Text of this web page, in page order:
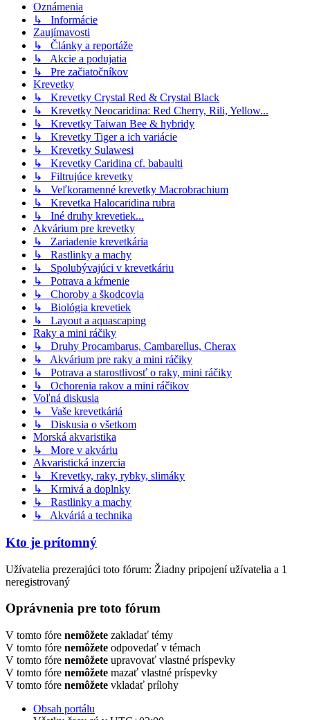
Oznámenia
↳ Informácie
Zaujímavosti
↳ Články a reportáže
↳ Akcie a podujatia
↳ Pre začiatočníkov
Krevetky
↳ Krevetky Crystal Red & Crystal Black
↳ Krevetky Neocaridina: Red Cherry, Rili, Yellow...
↳ Krevetky Taiwan Bee & hybridy
↳ Krevetky Tiger a ich variácie
↳ Krevetky Sulawesi
↳ Krevetky Caridina cf. babaulti
↳ Filtrujúce krevetky
↳ Veľkoramenné krevetky Macrobrachium
↳ Krevetka Halocaridina rubra
↳ Iné druhy krevetiek...
Akvárium pre krevetky
↳ Zariadenie krevetkária
↳ Rastlinky a machy
↳ Spolubývajúci v krevetkáriu
↳ Potrava a kŕmenie
↳ Choroby a škodcovia
↳ Biológia krevetiek
↳ Layout a aquascaping
Raky a mini ráčiky
↳ Druhy Procambarus, Cambarellus, Cherax
↳ Akvárium pre raky a mini ráčiky
↳ Potrava a starostlivosť o raky, mini ráčiky
↳ Ochorenia rakov a mini ráčikov
Voľná diskusia
↳ Vaše krevetkáriá
↳ Diskusia o všetkom
Morská akvaristika
↳ More v akváriu
Akvaristická inzercia
↳ Krevetky, raky, rybky, slimáky
↳ Krmivá a doplnky
↳ Rastlinky a machy
↳ Akváriá a technika
Kto je prítomný
Užívatelia prezerajúci toto fórum: Žiadny pripojení užívatelia a 1
neregistrovaný
Oprávnenia pre toto fórum
V tomto fóre nemôžete zakladať témy
V tomto fóre nemôžete odpovedať v témach
V tomto fóre nemôžete upravovať vlastné príspevky
V tomto fóre nemôžete mazať vlastné príspevky
V tomto fóre nemôžete vkladať prílohy
Obsah portálu